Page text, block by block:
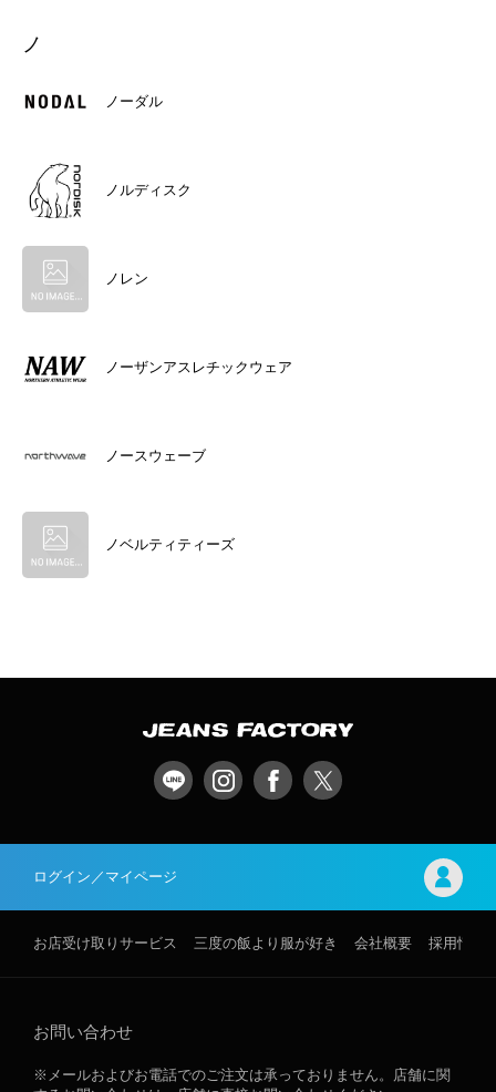
ノ
ノーダル
ノルディスク
ノレン
ノーザンアスレチックウェア
ノースウェーブ
ノベルティティーズ
ログイン／マイページ
お店受け取りサービス 三度の飯より服が好き 会社概要 採用情報
お問い合わせ
※メールおよびお電話でのご注文は承っておりません。店舗に関